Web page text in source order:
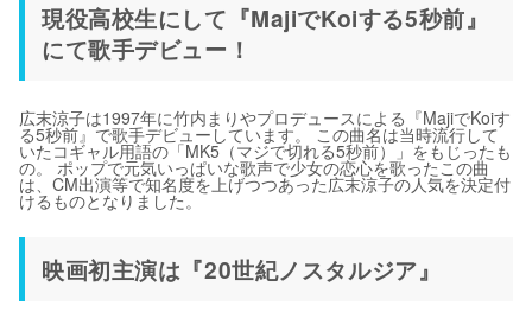
現役高校生にして『MajiでKoiする5秒前』
にて歌手デビュー！
広末涼子は1997年に竹内まりやプロデュースによる『MajiでKoiす
る5秒前』で歌手デビューしています。 この曲名は当時流行して
いたコギャル用語の「MK5（マジで切れる5秒前）」をもじったも
の。 ポップで元気いっぱいな歌声で少女の恋心を歌ったこの曲
は、CM出演等で知名度を上げつつあった広末涼子の人気を決定付
けるものとなりました。
映画初主演は『20世紀ノスタルジア』